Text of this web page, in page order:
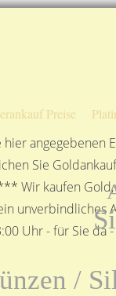
Preise
Sie
Wir kaufen
Uhr - für Sie
/